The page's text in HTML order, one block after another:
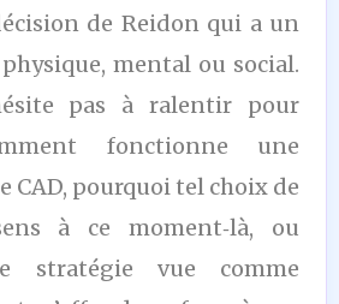
de Reidon qui a un
mental ou social.
pas à ralentir pour
fonctionne une
CAD, pourquoi tel choix de
à ce moment‑là, ou
stratégie vue comme